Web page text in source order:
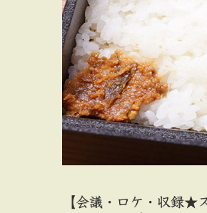
【会議・ロケ・収録★